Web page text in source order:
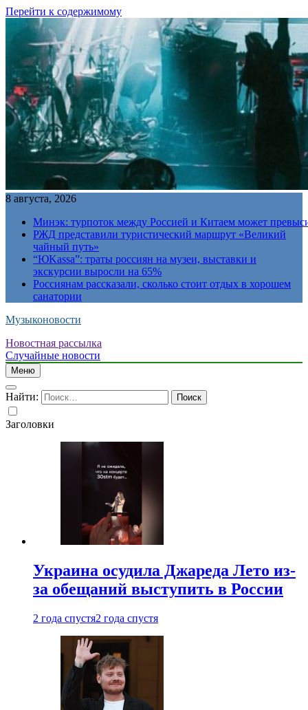
Перейти к содержимому
8 августа, 2026
Минэк: турпоток между Россией и Китаем может
РЖД представили туристический маршрут «Великий
чайный путь»
“ЮKassa”: траты россиян на музеи, выставки и
экскурсии выросли на 65%
Россиянам рассказали, сколько стоит отдых в хорошем
санатории
Музыконовости
Новостная рассылка
Случайные новости
Меню
Найти:
Заголовки
Украина осудила Джареда Лето из-
за обещаний выступить в России
2 года спустя2 года спустя